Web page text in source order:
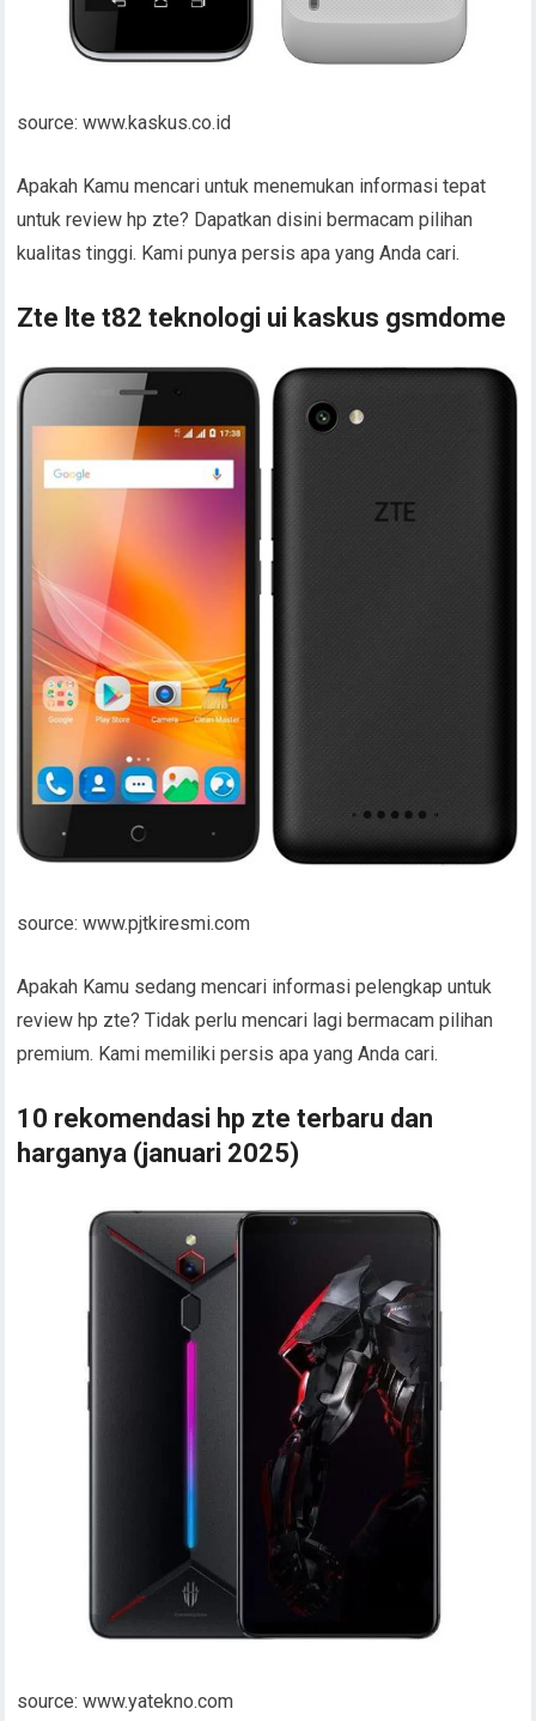
source: www.kaskus.co.id
Apakah Kamu mencari untuk menemukan informasi tepat
untuk review hp zte? Dapatkan disini bermacam pilihan
kualitas tinggi. Kami punya persis apa yang Anda cari.
Zte lte t82 teknologi ui kaskus gsmdome
source: www.pjtkiresmi.com
Apakah Kamu sedang mencari informasi pelengkap untuk
review hp zte? Tidak perlu mencari lagi bermacam pilihan
premium. Kami memiliki persis apa yang Anda cari.
10 rekomendasi hp zte terbaru dan
harganya (januari 2025)
source: www.yatekno.com